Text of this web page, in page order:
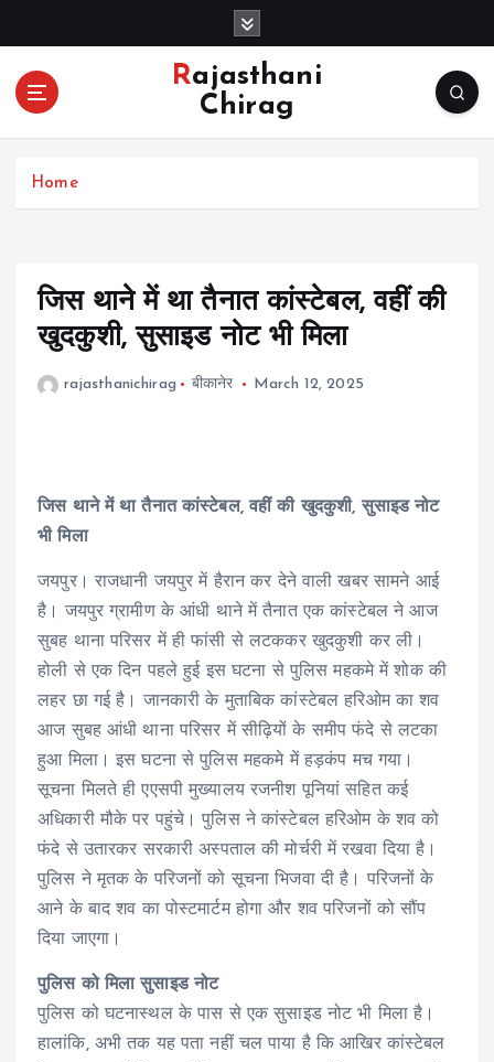
o
Rajasthani
Chirag
Home
जिस थाने में था तैनात कांस्टेबल, वहीं की
खुदकुशी, सुसाइड नोट भी मिला
rajasthanichirag बीकानेर March 12, 2025
जिस थाने में था तैनात कांस्टेबल, वहीं की खुदकुशी, सुसाइड नोट
भी मिला
जयपुर। राजधानी जयपुर में हैरान कर देने वाली खबर सामने आई
है। जयपुर ग्रामीण के आंधी थाने में तैनात एक कांस्टेबल ने आज
सुबह थाना परिसर में ही फांसी से लटककर खुदकुशी कर ली।
होली से एक दिन पहले हुई इस घटना से पुलिस महकमे में शोक की
लहर छा गई है। जानकारी के मुताबिक कांस्टेबल हरिओम का शव
आज सुबह आंधी थाना परिसर में सीढ़ियों के समीप फंदे से लटका
हुआ मिला। इस घटना से पुलिस महकमे में हड़कंप मच गया।
सूचना मिलते ही एएसपी मुख्यालय रजनीश पूनियां सहित कई
अधिकारी मौके पर पहुंचे। पुलिस ने कांस्टेबल ​हरिओम के शव को
फंदे से उतारकर सरकारी अस्पताल की मोर्चरी में रखवा दिया है।
पुलिस ने मृतक के परिजनों को सूचना भिजवा दी है। परिजनों के
आने के बाद शव का पोस्टमार्टम होगा और शव परिजनों को सौंप
दिया जाएगा।
पुलिस को मिला सुसाइड नोट
पुलिस को घटनास्थल के पास से एक सुसाइड नोट भी मिला है।
हालांकि, अभी तक यह पता नहीं चल पाया है कि आखिर कांस्टेबल